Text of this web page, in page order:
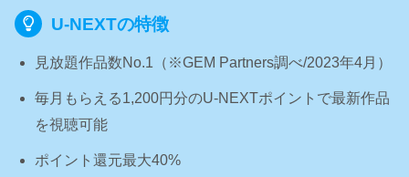
U-NEXTの特徴
見放題作品数No.1（※GEM Partners調べ/2023年4⽉）
毎月もらえる1,200円分のU-NEXTポイントで最新作品
を視聴可能
ポイント還元最大40%